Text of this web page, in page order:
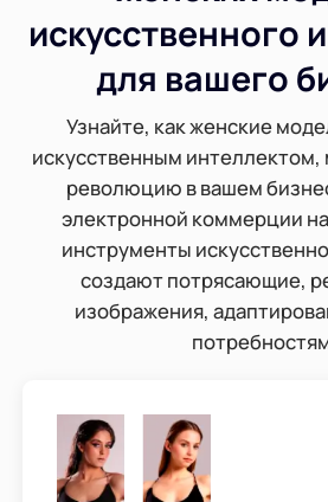
искусственного
для вашего
Узнайте, как женские
искусственным интеллектом,
революцию в вашем
электронной коммерции
инструменты
создают потрясающие,
изображения,